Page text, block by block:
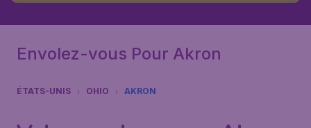
Envolez-vous Pour Akron
ÉTATS-UNIS OHIO AKRON